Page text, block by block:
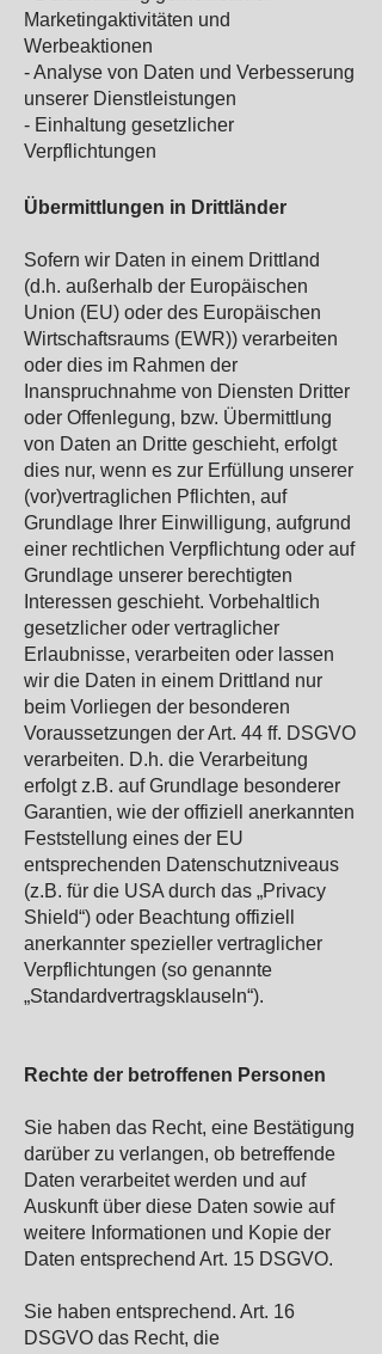
Marketingaktivitäten und
Werbeaktionen
- Analyse von Daten und Verbesserung
unserer Dienstleistungen
- Einhaltung gesetzlicher
Verpflichtungen
Übermittlungen in Drittländer
Sofern wir Daten in einem Drittland
(d.h. außerhalb der Europäischen
Union (EU) oder des Europäischen
Wirtschaftsraums (EWR)) verarbeiten
oder dies im Rahmen der
Inanspruchnahme von Diensten Dritter
oder Offenlegung, bzw. Übermittlung
von Daten an Dritte geschieht, erfolgt
dies nur, wenn es zur Erfüllung unserer
(vor)vertraglichen Pflichten, auf
Grundlage Ihrer Einwilligung, aufgrund
einer rechtlichen Verpflichtung oder auf
Grundlage unserer berechtigten
Interessen geschieht. Vorbehaltlich
gesetzlicher oder vertraglicher
Erlaubnisse, verarbeiten oder lassen
wir die Daten in einem Drittland nur
beim Vorliegen der besonderen
Voraussetzungen der Art. 44 ff. DSGVO
verarbeiten. D.h. die Verarbeitung
erfolgt z.B. auf Grundlage besonderer
Garantien, wie der offiziell anerkannten
Feststellung eines der EU
entsprechenden Datenschutzniveaus
(z.B. für die USA durch das „Privacy
Shield“) oder Beachtung offiziell
anerkannter spezieller vertraglicher
Verpflichtungen (so genannte
„Standardvertragsklauseln“).
Rechte der betroffenen Personen
Sie haben das Recht, eine Bestätigung
darüber zu verlangen, ob betreffende
Daten verarbeitet werden und auf
Auskunft über diese Daten sowie auf
weitere Informationen und Kopie der
Daten entsprechend Art. 15 DSGVO.
Sie haben entsprechend. Art. 16
DSGVO das Recht, die